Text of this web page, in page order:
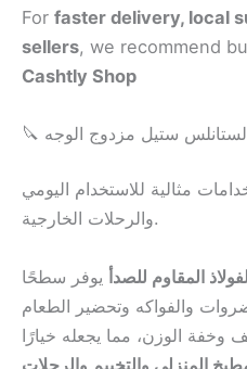
For faster delivery, local
sellers, we recommend
Cashtly Shop
ستيل مزدوج الوجه
مثالية للاستخدام اليومي
والرحلات الخارجية.
المقاوم للصدأ يوفر سطحًا
والفواكه وتحضير الطعام
وخفة الوزن، مما يجعله خيارًا
المنزلي والتخييم والرحلات